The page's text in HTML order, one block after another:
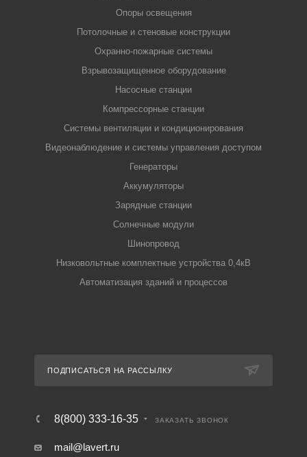
Опоры освещения
Потолочные и стеновые конструкции
Охранно-пожарные системы
Взрывозащищенное оборудование
Насосные станции
Компрессорные станции
Системы вентиляции и кондиционирования
Видеонаблюдение и системы управления доступом
Генераторы
Аккумуляторы
Зарядные станции
Солнечные модули
Шинопровод
Низковольтные комплектные устройства 0,4кВ
Автоматизация зданий и процессов
ПОДПИСАТЬСЯ НА РАССЫЛКУ
8(800) 333-16-35 ЗАКАЗАТЬ ЗВОНОК
mail@lavert.ru